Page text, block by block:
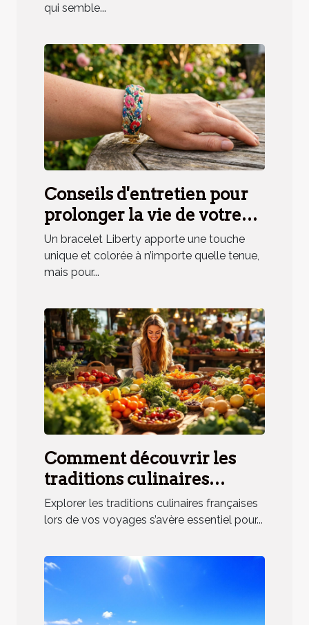
qui semble...
Conseils d'entretien pour
prolonger la vie de votre
bracelet Liberty
Un bracelet Liberty apporte une touche
unique et colorée à n’importe quelle tenue,
mais pour...
Comment découvrir les
traditions culinaires
françaises lors de vos
voyages ?
Explorer les traditions culinaires françaises
lors de vos voyages s’avère essentiel pour...